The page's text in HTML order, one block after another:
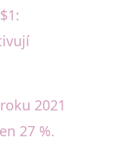
2021
27 %.